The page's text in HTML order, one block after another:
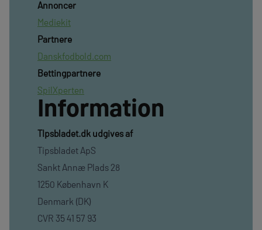
Annoncer
Mediekit
Partnere
Danskfodbold.com
Bettingpartnere
SpilXperten
Information
TIpsbladet.dk udgives af
Tipsbladet ApS
Sankt Annæ Plads 28
1250 København K
Denmark (DK)
CVR 35 41 57 93